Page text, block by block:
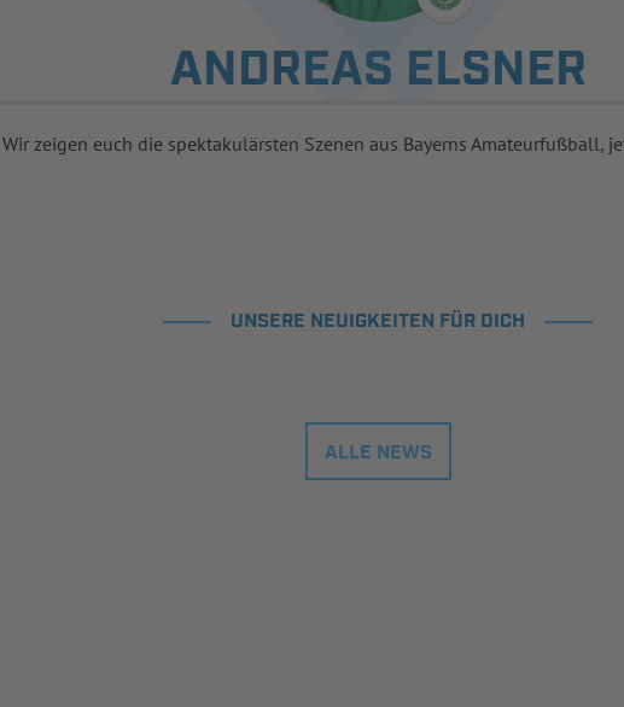
ANDREAS ELSNER
Wir zeigen euch die spektakulärsten Szenen aus Bayerns Amateurfußball,
UNSERE NEUIGKEITEN FÜR DICH
ALLE NEWS